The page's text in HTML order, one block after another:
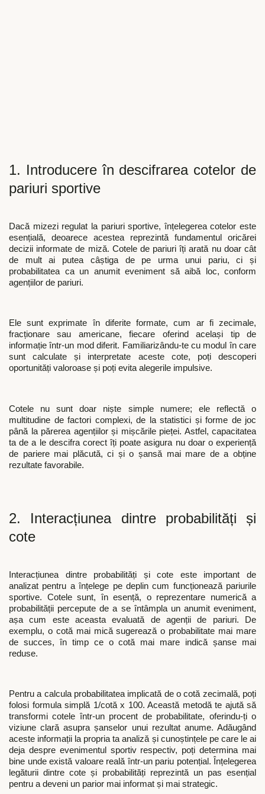
1. Introducere în descifrarea cotelor de
pariuri sportive
Dacă mizezi regulat la pariuri sportive, înțelegerea cotelor este
esențială, deoarece acestea reprezintă fundamentul oricărei
decizii informate de miză. Cotele de pariuri îți arată nu doar cât
de mult ai putea câștiga de pe urma unui pariu, ci și
probabilitatea ca un anumit eveniment să aibă loc, conform
agențiilor de pariuri.
Ele sunt exprimate în diferite formate, cum ar fi zecimale,
fracționare sau americane, fiecare oferind același tip de
informație într-un mod diferit. Familiarizându-te cu modul în care
sunt calculate și interpretate aceste cote, poți descoperi
oportunități valoroase și poți evita alegerile impulsive.
Cotele nu sunt doar niște simple numere; ele reflectă o
multitudine de factori complexi, de la statistici și forme de joc
până la părerea agențiilor și mișcările pieței. Astfel, capacitatea
ta de a le descifra corect îți poate asigura nu doar o experiență
de pariere mai plăcută, ci și o șansă mai mare de a obține
rezultate favorabile.
2. Interacțiunea dintre probabilități și
cote
Interacțiunea dintre probabilități și cote este important de
analizat pentru a înțelege pe deplin cum funcționează pariurile
sportive. Cotele sunt, în esență, o reprezentare numerică a
probabilității percepute de a se întâmpla un anumit eveniment,
așa cum este aceasta evaluată de agenții de pariuri. De
exemplu, o cotă mai mică sugerează o probabilitate mai mare
de succes, în timp ce o cotă mai mare indică șanse mai
reduse.
Pentru a calcula probabilitatea implicată de o cotă zecimală, poți
folosi formula simplă 1/cotă x 100. Această metodă te ajută să
transformi cotele într-un procent de probabilitate, oferindu-ți o
viziune clară asupra șanselor unui rezultat anume. Adăugând
aceste informații la propria ta analiză și cunoștințele pe care le ai
deja despre evenimentul sportiv respectiv, poți determina mai
bine unde există valoare reală într-un pariu potențial. Înțelegerea
legăturii dintre cote și probabilități reprezintă un pas esențial
pentru a deveni un parior mai informat și mai strategic.